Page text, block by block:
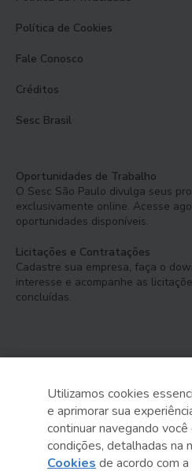
Política de Cookies
Fale Conosco
Créditos
Sesc Brasil
Oportunidades de Trabalho
O Sesc São Paulo divulga seus
exclusivamente online. Acesse
oportunidades disponíveis.
Licitações e Contratações
Cadastre sua empresa, faça o
interesse e acompanhe as
concluídas.
Serviço Social do Comércio
Administração Regional no
Utilizamos cookies
e aprimorar sua
continuar navegando
condições, detalhadas na
Cookies de acordo com a